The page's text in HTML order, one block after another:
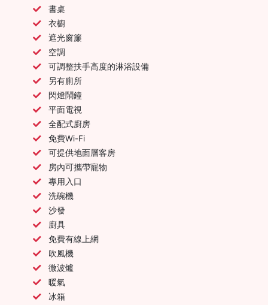
書桌
衣櫥
遮光窗簾
空調
可調整扶手高度的淋浴設備
另有廁所
閃燈鬧鐘
平面電視
全配式廚房
免費Wi-Fi
可提供地面層客房
房內可攜帶寵物
專用入口
洗碗機
沙發
廚具
免費有線上網
吹風機
微波爐
暖氣
冰箱